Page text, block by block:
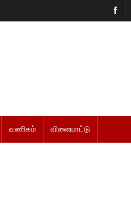
வணிகம் விளையாட்டு